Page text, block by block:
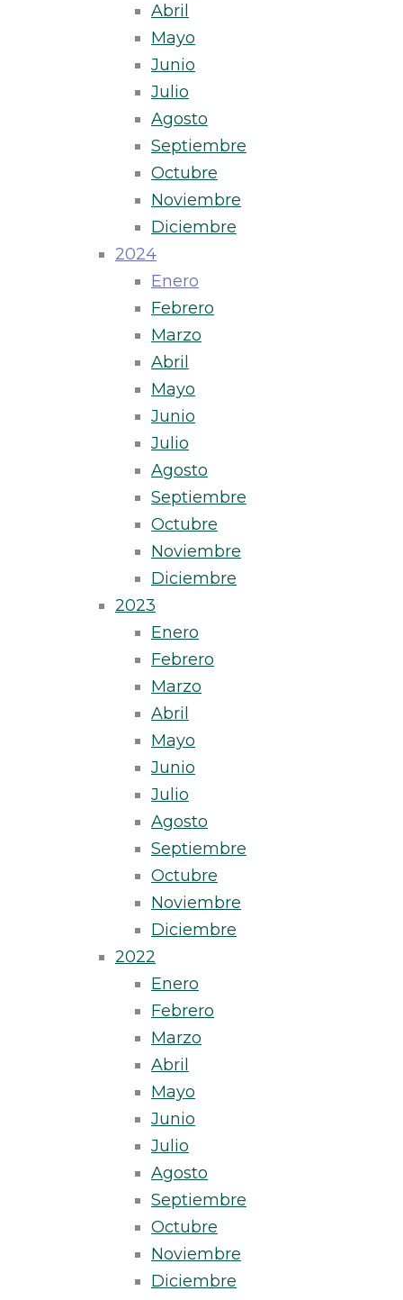
Abril
Mayo
Junio
Julio
Agosto
Septiembre
Octubre
Noviembre
Diciembre
2024
Enero
Febrero
Marzo
Abril
Mayo
Junio
Julio
Agosto
Septiembre
Octubre
Noviembre
Diciembre
2023
Enero
Febrero
Marzo
Abril
Mayo
Junio
Julio
Agosto
Septiembre
Octubre
Noviembre
Diciembre
2022
Enero
Febrero
Marzo
Abril
Mayo
Junio
Julio
Agosto
Septiembre
Octubre
Noviembre
Diciembre